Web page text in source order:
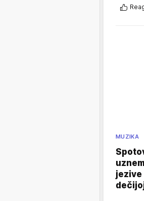
MUZIKA
jezive